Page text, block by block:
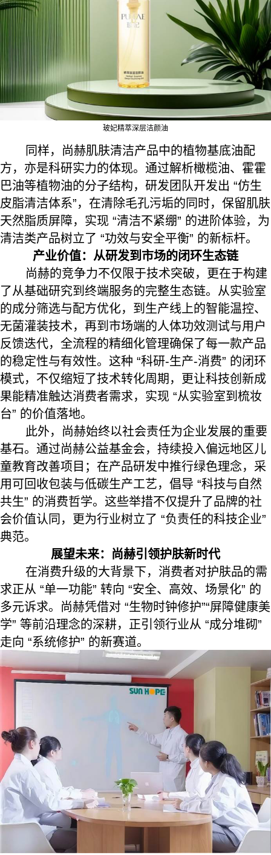
玻妃精萃深层洁颜油
同样，尚赫肌肤清洁产品中的植物基底油配
方，亦是科研实力的体现。通过解析橄榄油、霍霍
巴油等植物油的分子结构，研发团队开发出 “仿生
皮脂清洁体系”，在清除毛孔污垢的同时，保留肌肤
天然脂质屏障，实现 “清洁不紧绷” 的进阶体验，为
清洁类产品树立了 “功效与安全平衡” 的新标杆。
产业价值：从研发到市场的闭环生态链
尚赫的竞争力不仅限于技术突破，更在于构建
了从基础研究到终端服务的完整生态链。从实验室
的成分筛选与配方优化，到生产线上的智能温控、
无菌灌装技术，再到市场端的人体功效测试与用户
反馈迭代，全流程的精细化管理确保了每一款产品
的稳定性与有效性。这种 “科研-生产-消费” 的闭环
模式，不仅缩短了技术转化周期，更让科技创新成
果能精准触达消费者需求，实现 “从实验室到梳妆
台” 的价值落地。
此外，尚赫始终以社会责任为企业发展的重要
基石。通过尚赫公益基金会，持续投入偏远地区儿
童教育改善项目；在产品研发中推行绿色理念，采
用可回收包装与低碳生产工艺，倡导 “科技与自然
共生” 的消费哲学。这些举措不仅提升了品牌的社
会价值认同，更为行业树立了 “负责任的科技企业”
典范。
展望未来：尚赫引领护肤新时代
在消费升级的大背景下，消费者对护肤品的需
求正从 “单一功能” 转向 “安全、高效、场景化” 的
多元诉求。尚赫凭借对 “生物时钟修护”“屏障健康美
学” 等前沿理念的深耕，正引领行业从 “成分堆砌”
走向 “系统修护” 的新赛道。